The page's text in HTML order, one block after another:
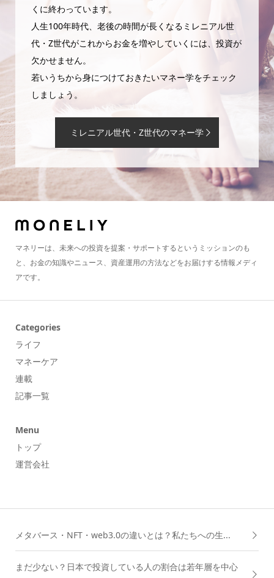
くに終わっています。
人生100年時代、老後の時間が長くなるミレニアル世
代・Z世代がこれからお金を増やしていくには、投資が
欠かせません。
若いうちから身につけておきたいマネー学をチェック
しましょう。
ミレニアル世代・Z世代のマネー学
マネリーは、未来への投資を提案・サポートするというミッションのも
と、お金の知識やニュース、資産運用の方法などをお届けする情報メディ
アです。
Categories
ライフ
マネーケア
連載
記事一覧
Menu
トップ
運営会社
メタバース・NFT・web3.0の違いとは？私たちへの生...
まだ少ない？日本で投資している人の割合は若年層を中心